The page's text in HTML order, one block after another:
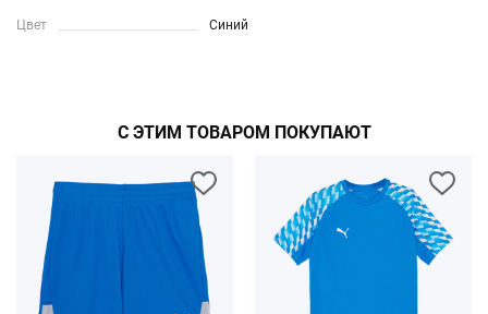
Цвет Синий
С ЭТИМ ТОВАРОМ ПОКУПАЮТ